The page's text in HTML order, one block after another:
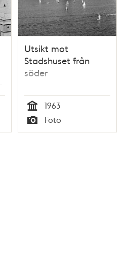
Utsikt mot
Stadshuset från
söder
Tid
1963
Typ
Foto